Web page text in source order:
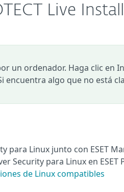
Live
un ordenador. Haga clic en
encuentra algo que no está
para Linux junto con ESET
Security para Linux en ESET
de Linux compatibles